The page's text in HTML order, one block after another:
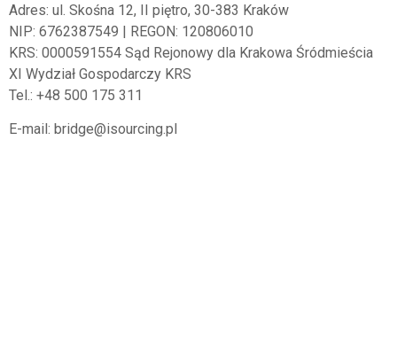
Adres: ul. Skośna 12, II piętro, 30-383 Kraków
NIP: 6762387549 | REGON: 120806010
KRS: 0000591554 Sąd Rejonowy dla Krakowa Śródmieścia
XI Wydział Gospodarczy KRS
Tel.: +48 500 175 311
E-mail: bridge@isourcing.pl